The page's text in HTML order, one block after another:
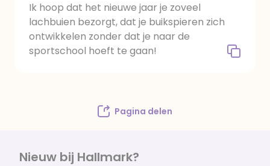
Ik hoop dat het nieuwe jaar je zoveel
lachbuien bezorgt, dat je buikspieren zich
ontwikkelen zonder dat je naar de
sportschool hoeft te gaan!
Pagina delen
Nieuw bij Hallmark?